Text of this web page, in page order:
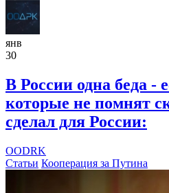
янв
30
В России одна беда -
которые не помнят
сделал для России:
OODRK
Статьи Кооперация за Путина